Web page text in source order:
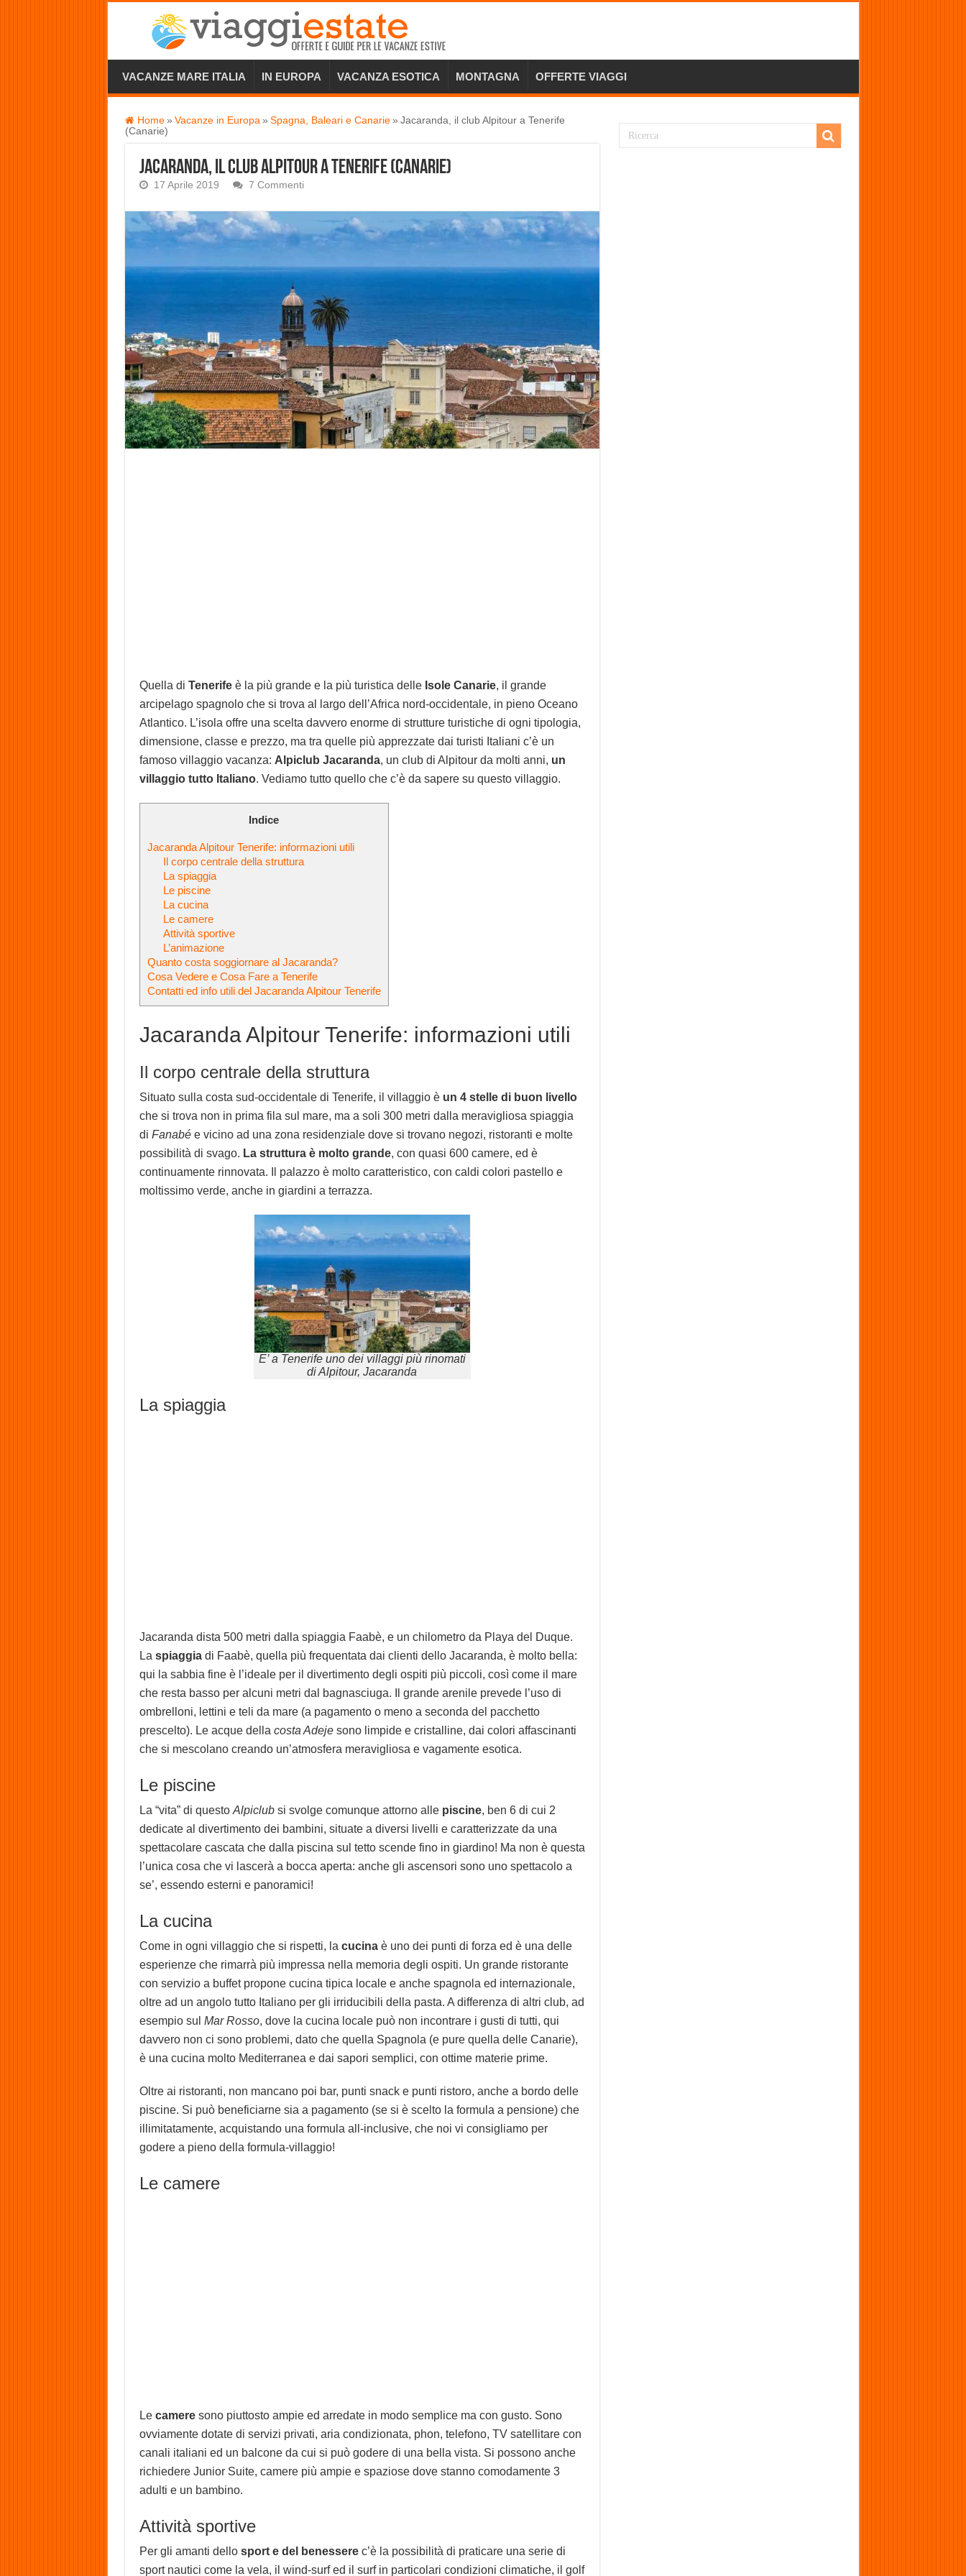
VACANZE MARE ITALIA IN EUROPA VACANZA ESOTICA MONTAGNA OFFERTE VIAGGI
Home » Vacanze in Europa » Spagna, Baleari e Canarie » Jacaranda, il club Alpitour a Tenerife
(Canarie)
Jacaranda, il club Alpitour a Tenerife (Canarie)
17 Aprile 2019 7 Commenti
Quella di Tenerifeè la più grande e la più turistica delle Isole Canarie, il grande
arcipelago spagnolo che si trova al largo dell’Africa nord-occidentale, in pieno Oceano
Atlantico. L’isola offre una scelta davvero enorme di strutture turistiche di ogni tipologia,
dimensione, classe e prezzo, ma tra quelle più apprezzate dai turisti Italiani c’è un
famoso villaggio vacanza: Alpiclub Jacaranda, un club di Alpitour da molti anni, un
villaggio tutto Italiano. Vediamo tutto quello che c’è da sapere su questo villaggio.
Indice
Jacaranda Alpitour Tenerife: informazioni utili
Il corpo centrale della struttura
La spiaggia
Le piscine
La cucina
Le camere
Attività sportive
L’animazione
Quanto costa soggiornare al Jacaranda?
Cosa Vedere e Cosa Fare a Tenerife
Contatti ed info utili del Jacaranda Alpitour Tenerife
Jacaranda Alpitour Tenerife: informazioni utili
Il corpo centrale della struttura
Situato sulla costa sud-occidentale di Tenerife, il villaggio è un 4 stelle di buon livello
che si trova non in prima fila sul mare, ma a soli 300 metri dalla meravigliosa spiaggia
di Fanabée vicino ad una zona residenziale dove si trovano negozi, ristoranti e molte
possibilità di svago. La struttura è molto grande, con quasi 600 camere, ed è
continuamente rinnovata. Il palazzo è molto caratteristico, con caldi colori pastello e
moltissimo verde, anche in giardini a terrazza.
E’ a Tenerife uno dei villaggi più rinomati
di Alpitour, Jacaranda
La spiaggia
Jacaranda dista 500 metri dalla spiaggia Faabè, e un chilometro da Playa del Duque.
La spiaggiadi Faabè, quella più frequentata dai clienti dello Jacaranda, è molto bella:
qui la sabbia fine è l’ideale per il divertimento degli ospiti più piccoli, così come il mare
che resta basso per alcuni metri dal bagnasciuga. Il grande arenile prevede l’uso di
ombrelloni, lettini e teli da mare (a pagamento o meno a seconda del pacchetto
prescelto). Le acque della costa Adejesono limpide e cristalline, dai colori affascinanti
che si mescolano creando un’atmosfera meravigliosa e vagamente esotica.
Le piscine
La “vita” di questo Alpiclubsi svolge comunque attorno alle piscine, ben 6 di cui 2
dedicate al divertimento dei bambini, situate a diversi livelli e caratterizzate da una
spettacolare cascata che dalla piscina sul tetto scende fino in giardino! Ma non è questa
l’unica cosa che vi lascerà a bocca aperta: anche gli ascensori sono uno spettacolo a
se’, essendo esterni e panoramici!
La cucina
Come in ogni villaggio che si rispetti, la cucinaè uno dei punti di forza ed è una delle
esperienze che rimarrà più impressa nella memoria degli ospiti. Un grande ristorante
con servizio a buffet propone cucina tipica locale e anche spagnola ed internazionale,
oltre ad un angolo tutto Italiano per gli irriducibili della pasta. A differenza di altri club, ad
esempio sul Mar Rosso, dove la cucina locale può non incontrare i gusti di tutti, qui
davvero non ci sono problemi, dato che quella Spagnola (e pure quella delle Canarie),
è una cucina molto Mediterranea e dai sapori semplici, con ottime materie prime.
Oltre ai ristoranti, non mancano poi bar, punti snack e punti ristoro, anche a bordo delle
piscine. Si può beneficiarne sia a pagamento (se si è scelto la formula a pensione) che
illimitatamente, acquistando una formula all-inclusive, che noi vi consigliamo per
godere a pieno della formula-villaggio!
Le camere
Le cameresono piuttosto ampie ed arredate in modo semplice ma con gusto. Sono
ovviamente dotate di servizi privati, aria condizionata, phon, telefono, TV satellitare con
canali italiani ed un balcone da cui si può godere di una bella vista. Si possono anche
richiedere Junior Suite, camere più ampie e spaziose dove stanno comodamente 3
adulti e un bambino.
Attività sportive
Per gli amanti dello sport e del benesserec’è la possibilità di praticare una serie di
sport nautici come la vela, il wind-surf ed il surf in particolari condizioni climatiche, il golf